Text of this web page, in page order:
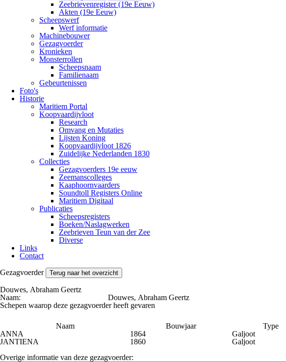
Zeebrievenregister (19e Eeuw)
Akten (19e Eeuw)
Scheepswerf
Werf informatie
Machinebouwer
Gezagvoerder
Kronieken
Monsterrollen
Scheepsnaam
Familienaam
Gebeurtenissen
Foto's
Historie
Maritiem Portal
Koopvaardijvloot
Research
Omvang en Mutaties
Lijsten Koning
Koopvaardijvloot 1826
Zuidelijke Nederlanden 1830
Collecties
Gezagvoerders 19e eeuw
Zeemanscolleges
Kaaphoornvaarders
Soundtoll Registers Online
Maritiem Digitaal
Publicaties
Scheepsregisters
Boeken/Naslagwerken
Zeebrieven Teun van der Zee
Diverse
Links
Contact
Gezagvoerder
Terug naar het overzicht
Douwes, Abraham Geertz
Naam:
Douwes, Abraham Geertz
Schepen waarop deze gezagvoerder heeft gevaren
Naam
Bouwjaar Type
ANNA
1864 Galjoot
JANTIENA
1860 Galjoot
Overige informatie van deze gezagvoerder: